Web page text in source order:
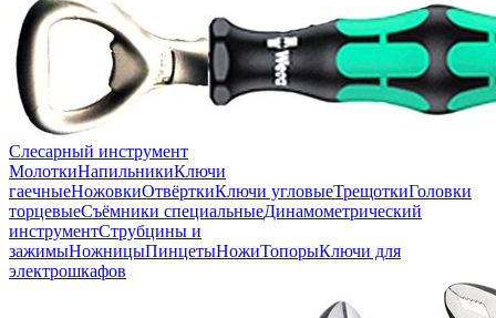
Слесарный инструмент
МолоткиНапильникиКлючи
гаечныеНожовкиОтвёрткиКлючи угловыеТрещоткиГоловки
торцевыеСъёмники специальныеДинамометрический
инструментСтрубцины и
зажимыНожницыПинцетыНожиТопорыКлючи для
электрошкафов